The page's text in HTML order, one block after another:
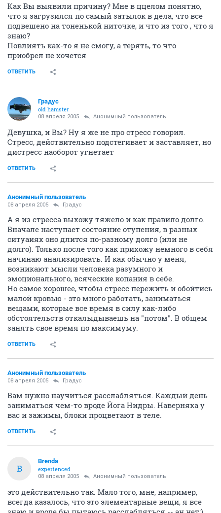
Как Вы выявили причину? Мне в ццелом понятно,
что я загрузился по самый затылок в дела, что все
подвешено на тоненькой ниточке, и что из того , что я
знаю?
Повлиять как-то я не смогу, а терять, то что
приобрел не хочется
ОТВЕТИТЬ
Градус
old hamster
08 апреля 2005 Анонимный пользователь
Девушка, и Вы? Ну я же не про стресс говорил.
Стресс, действительно подстегивает и заставляет, но
дистресс наоборот угнетает
ОТВЕТИТЬ
Анонимный пользователь
08 апреля 2005 Градус
А я из стресса выхожу тяжело и как правило долго.
Вначале наступает состояние отупения, в разных
ситуаиях оно длится по-разному долго (или не
долго). Только после того как прихожу немного в себя
начинаю анализировать. И как обычно у меня,
возникают мысли человека разумного и
эмоционального, всяческие копания в себе.
Но самое хорошее, чтобы стресс пережить и обойтись
малой кровью - это много работать, заниматься
вещами, которые все время в силу как-либо
обстоятельств откалыдываешь на "потом". В общем
занять свое время по максимуму.
ОТВЕТИТЬ
Анонимный пользователь
08 апреля 2005 Градус
Вам нужно научиться расслабляться. Каждый день
заниматься чем-то вроде Йога Нидры. Наверняка у
вас и зажимы, блоки процветают в теле.
ОТВЕТИТЬ
B
Brenda
experienced
08 апреля 2005 Анонимный пользователь
это действительно так. Мало того, мне, например,
всегда казалось, что это элементарные вещи, я все